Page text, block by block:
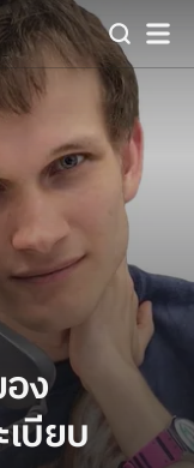
ง
บียบ